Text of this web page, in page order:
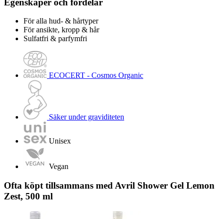
För alla hud- & hårtyper
För ansikte, kropp & hår
Sulfatfri & parfymfri
ECOCERT - Cosmos Organic
Säker under graviditeten
Unisex
Vegan
Ofta köpt tillsammans med Avril Shower Gel Lemon
Zest, 500 ml